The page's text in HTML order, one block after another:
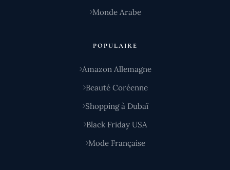
Monde Arabe
POPULAIRE
Amazon Allemagne
Beauté Coréenne
Shopping à Dubaï
Black Friday USA
Mode Française